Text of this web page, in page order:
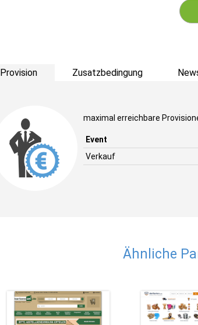
Provision Zusatzbedingung
maximal erreichbare
Event
Verkauf
Ähnliche